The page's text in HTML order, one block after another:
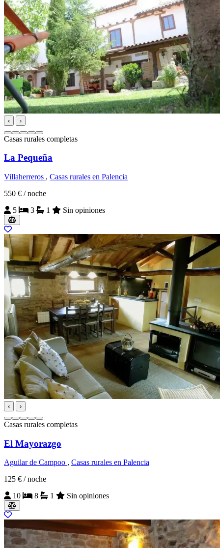
‹ ›
Casas rurales completas
La Pequeña
Villaherreros , Casas rurales en Palencia
550 € / noche
5
3 1 Sin opiniones
‹ ›
Casas rurales completas
El Mayorazgo
Aguilar de Campoo , Casas rurales en Palencia
125 € / noche
10
8 1 Sin opiniones